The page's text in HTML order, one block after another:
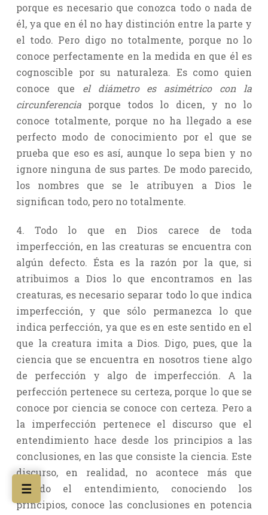
porque es necesario que conozca todo o nada de
él, ya que en él no hay distinción entre la parte y
el todo. Pero digo no totalmente, porque no lo
conoce perfectamente en la medida en que él es
cognoscible por su naturaleza. Es como quien
conoce que el diámetro es asimétrico con la
circunferenciaporque todos lo dicen, y no lo
conoce totalmente, porque no ha llegado a ese
perfecto modo de conocimiento por el que se
prueba que eso es así, aunque lo sepa bien y no
ignore ninguna de sus partes. De modo parecido,
los nombres que se le atribuyen a Dios le
significan todo, pero no totalmente.
4. Todo lo que en Dios carece de toda
imperfección, en las creaturas se encuentra con
algún defecto. Ésta es la razón por la que, si
atribuimos a Dios lo que encontramos en las
creaturas, es necesario separar todo lo que indica
imperfección, y que sólo permanezca lo que
indica perfección, ya que es en este sentido en el
que la creatura imita a Dios. Digo, pues, que la
ciencia que se encuentra en nosotros tiene algo
de perfección y algo de imperfección. A la
perfección pertenece su certeza, porque lo que se
conoce por ciencia se conoce con certeza. Pero a
la imperfección pertenece el discurso que el
entendimiento hace desde los principios a las
conclusiones, en las que consiste la ciencia. Este
discurso, en realidad, no acontece más que
cuando el entendimiento, conociendo los
principios, conoce las conclusiones en potencia
☰